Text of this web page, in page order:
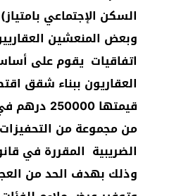
السكن الإجتماعي
وبعض المنعشين
اتفاقيات يقوم على
العقاريون ببناء شقق
قيمتها
من مجموعة من التحفيزات
وذلك بهدف الحد من